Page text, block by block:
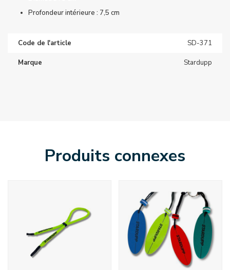
Profondeur intérieure : 7,5 cm
Code de l'article SD-371
Marque Stardupp
Produits connexes